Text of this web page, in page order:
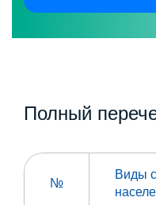
Полный
№
Виды